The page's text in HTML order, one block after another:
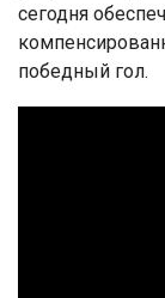
сегодня
победный гол.